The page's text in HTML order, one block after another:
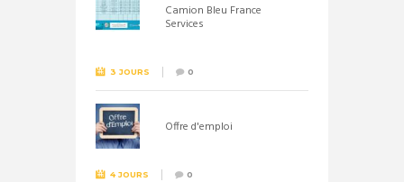
Camion Bleu France
Services
3 JOURS 0
Offre d'emploi
4 JOURS 0